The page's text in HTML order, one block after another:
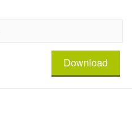
Download